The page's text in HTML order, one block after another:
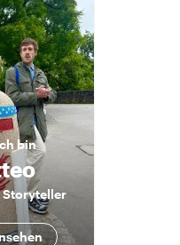
bin
Storyteller